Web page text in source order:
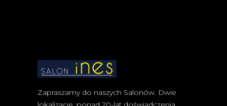
Zapraszamy do naszych Salonów. Dwie